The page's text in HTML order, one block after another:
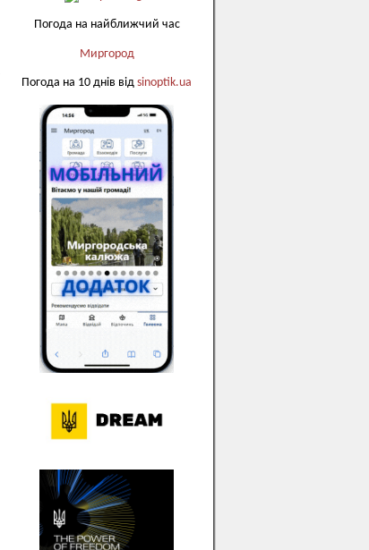
Погода на найближчий час
Миргород
Погода на 10 днів від sinoptik.ua